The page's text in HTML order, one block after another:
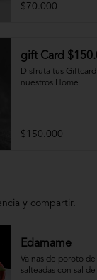
$70.000
gift Card
Disfruta tus
nuestros Home
$150.000
y compartir.
Edamame
Vainas de poroto de
salteadas con sal de